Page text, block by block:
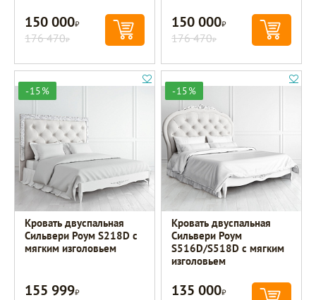
150 000Р
176 470Р
150 000Р
176 470Р
-15%
Кровать двуспальная
Сильвери Роум S218D с
мягким изголовьем
155 999Р
-15%
Кровать двуспальная
Сильвери Роум
S516D/S518D с мягким
изголовьем
135 000Р